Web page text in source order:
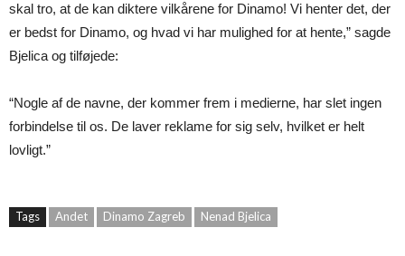
skal tro, at de kan diktere vilkårene for Dinamo! Vi henter det, der
er bedst for Dinamo, og hvad vi har mulighed for at hente,” sagde
Bjelica og tilføjede:
“Nogle af de navne, der kommer frem i medierne, har slet ingen
forbindelse til os. De laver reklame for sig selv, hvilket er helt
lovligt.”
Tags Andet Dinamo Zagreb Nenad Bjelica